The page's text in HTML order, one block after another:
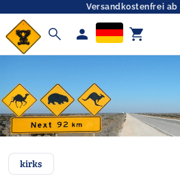
Versandkostenfrei ab
search person shopping_cart
kirks